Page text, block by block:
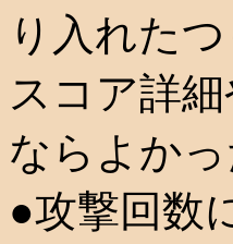
り入れた
スコア詳
ならよかっ
●攻撃回数